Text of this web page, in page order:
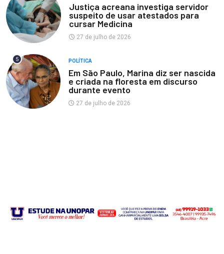
Justiça acreana investiga servidor
suspeito de usar atestados para
cursar Medicina
27 de julho de 2026
5 POLÍTICA
Em São Paulo, Marina diz ser nascida
e criada na floresta em discurso
durante evento
27 de julho de 2026